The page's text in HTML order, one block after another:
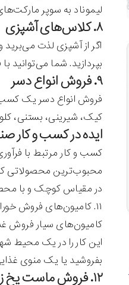
لیموناد به سوپر
۸. کلاس‌های آشپزی
اگر از آشپزی لذت
بپردازید. شما می‌توانید
۹. فروش انواع دسر
فروش انواع دسر یک کسب
کیک، شیرینی، بستنی،
ایده در کسب و کار صنایع غذایی ۱۰:
کسب و کار مرتبط با
محبوب‌ترین محصولاتی که
در مقیاس کوچک و با
۱۱. کامیون‌های فروش خوراکی
کامیون‌های سیار فروش
این کار را در یک محیط
بفروشید یا یک منوی
۱۲. فروش ماست یخ زده‌ی طعم‌دار